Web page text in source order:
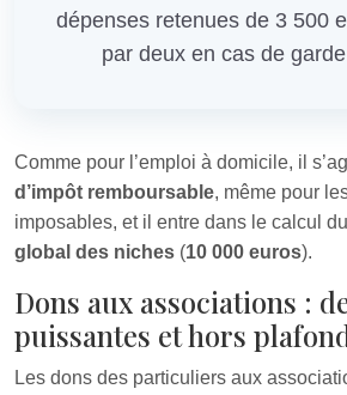
dépenses retenues de 3 500
par deux en cas de
Comme pour l’emploi à domicile, il
d’impôt remboursable, même pour
imposables, et il entre dans le calcul du
global des niches (10 000 euros).
Dons aux associations :
puissantes et hors
Les dons des particuliers aux